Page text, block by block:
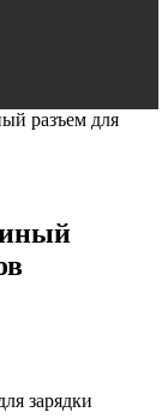
разъем для